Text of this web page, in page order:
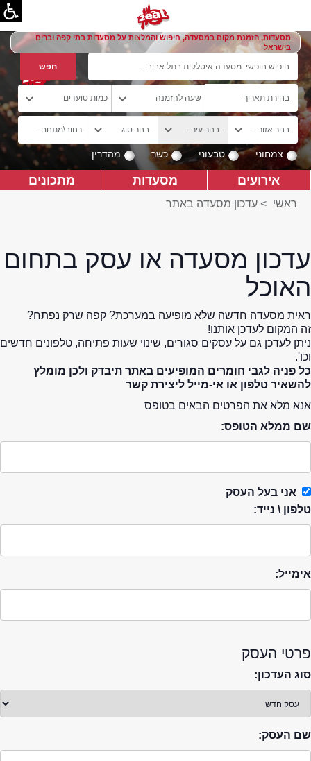
מסעדות, הזמנת מקום במסעדה, חיפוש והמלצות על מסעדות בתי קפה וברים
בישראל
צמחוני טבעוני כשר מהדרין
אירועים מסעדות מתכונים
ראשי > עדכון מסעדה באתר
עדכון מסעדה או עסק בתחום
האוכל
ראית מסעדה חדשה שלא מופיעה במערכת? קפה שרק נפתח?
זה המקום לעדכן אותנו!
ניתן לעדכן גם על עסקים סגורים, שינוי שעות פתיחה, טלפונים חדשים
וכו'.
כל פניה לגבי חומרים המופיעים באתר תיבדק ולכן מומלץ
להשאיר טלפון או אי-מייל ליצירת קשר
אנא מלא את הפרטים הבאים בטופס
שם ממלא הטופס:
אני בעל העסק
טלפון \ נייד:
אימייל:
פרטי העסק
סוג העדכון:
שם העסק: